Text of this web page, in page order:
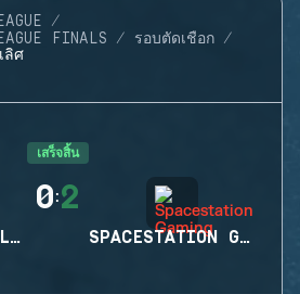
FINALS
รอบตัดเชือก
ลิศ
เสร็จสิ้น
SHOPIFY REBELLION
0:2
SPACESTATION GAMING